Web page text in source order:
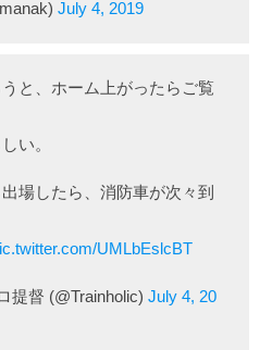
July 4, 2019
と、ホーム上がったらご覧
い。
場したら、消防車が次々到
UMLbEslcBT
提督 (@Trainholic) July 4, 20